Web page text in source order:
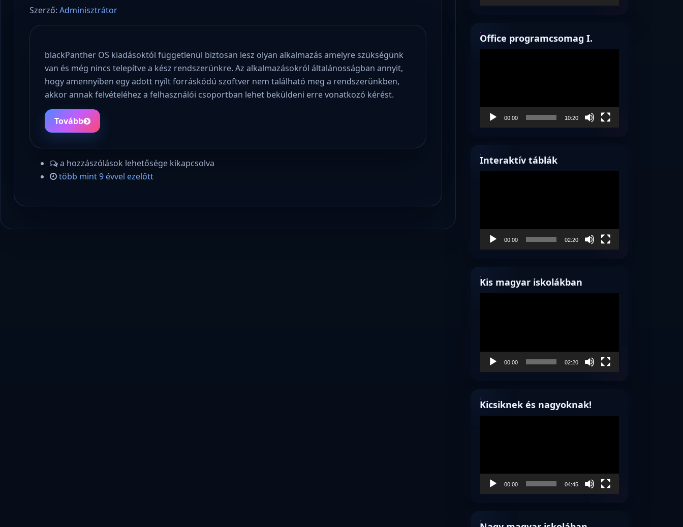
Szerző: Adminisztrátor
blackPanther OS kiadásoktól függetlenül biztosan lesz olyan alkalmazás amelyre szükségünk
van és még nincs telepítve a kész rendszerünkre. Az alkalmazásokról általánosságban annyit,
hogy amennyiben egy adott nyílt forráskódú szoftver nem található meg a rendszerünkben,
akkor annak felvételéhez a felhasználói csoportban lehet beküldeni erre vonatkozó kérést.
Tovább
a hozzászólások lehetősége kikapcsolva
több mint 9 évvel ezelőtt
Office programcsomag I.
00:00 10:20
Interaktív táblák
00:00 02:20
Kis magyar iskolákban
00:00 02:20
Kicsiknek és nagyoknak!
00:00 04:45